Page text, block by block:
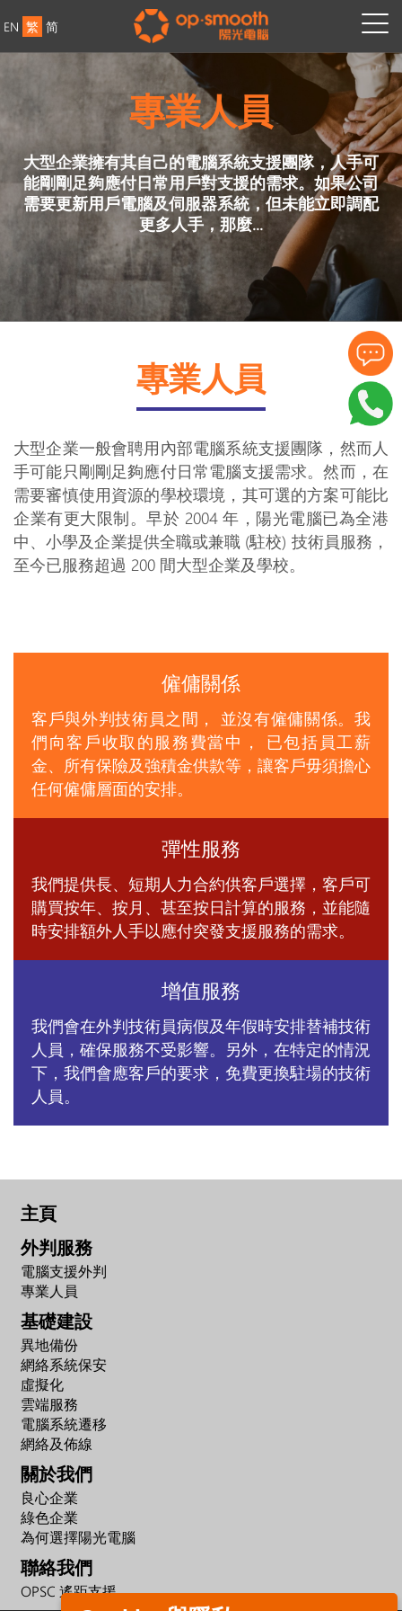
EN 繁 简
專業人員
大型企業擁有其自己的電腦系統支援團隊，人手可
能剛剛足夠應付日常用戶對支援的需求。如果公司
需要更新用戶電腦及伺服器系統，但未能立即調配
更多人手，那麼...
專業人員
大型企業一般會聘用內部電腦系統支援團隊，然而人
手可能只剛剛足夠應付日常電腦支援需求。然而，在
需要審慎使用資源的學校環境，其可選的方案可能比
企業有更大限制。早於 2004 年，陽光電腦已為全港
中、小學及企業提供全職或兼職 (駐校) 技術員服務，
至今已服務超過 200 間大型企業及學校。
僱傭關係
客戶與外判技術員之間， 並沒有僱傭關係。我
們向客戶收取的服務費當中， 已包括員工薪
金、所有保險及強積金供款等，讓客戶毋須擔心
任何僱傭層面的安排。
彈性服務
我們提供長、短期人力合約供客戶選擇，客戶可
購買按年、按月、甚至按日計算的服務，並能隨
時安排額外人手以應付突發支援服務的需求。
增值服務
我們會在外判技術員病假及年假時安排替補技術
人員，確保服務不受影響。另外，在特定的情況
下，我們會應客戶的要求，免費更換駐場的技術
人員。
主頁
外判服務
電腦支援外判
專業人員
基礎建設
異地備份
網絡系統保安
虛擬化
雲端服務
電腦系統遷移
網絡及佈線
關於我們
良心企業
綠色企業
為何選擇陽光電腦
聯絡我們
OPSC 遙距支援